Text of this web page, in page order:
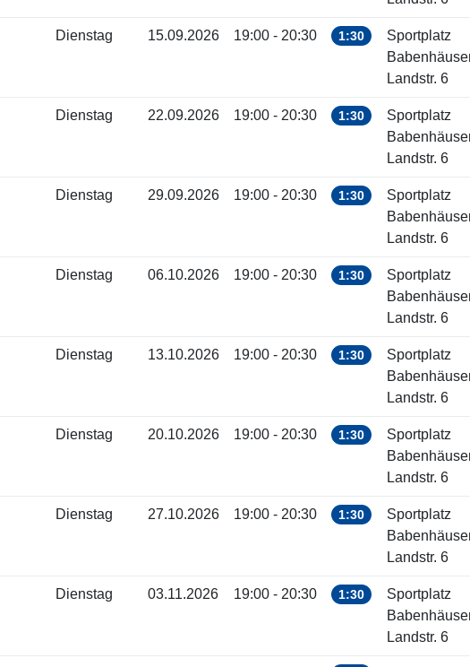
Dienstag 15.09.2026 19:00 - 20:30 1:30
Sportplatz
Landstr. 6
Dienstag 22.09.2026 19:00 - 20:30 1:30
Sportplatz
Landstr. 6
Dienstag 29.09.2026 19:00 - 20:30 1:30
Sportplatz
Landstr. 6
Dienstag 06.10.2026 19:00 - 20:30 1:30
Sportplatz
Landstr. 6
Dienstag 13.10.2026 19:00 - 20:30 1:30
Sportplatz
Landstr. 6
Dienstag 20.10.2026 19:00 - 20:30 1:30
Sportplatz
Landstr. 6
Dienstag 27.10.2026 19:00 - 20:30 1:30
Sportplatz
Landstr. 6
Dienstag 03.11.2026 19:00 - 20:30 1:30
Sportplatz
Landstr. 6